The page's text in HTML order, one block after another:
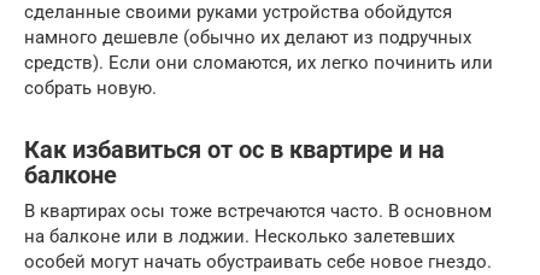
сделанные своими руками устройства обойдутся
намного дешевле (обычно их делают из подручных
средств). Если они сломаются, их легко починить или
собрать новую.
Как избавиться от ос в квартире и на
балконе
В квартирах осы тоже встречаются часто. В основном
на балконе или в лоджии. Несколько залетевших
особей могут начать обустраивать себе новое гнездо.